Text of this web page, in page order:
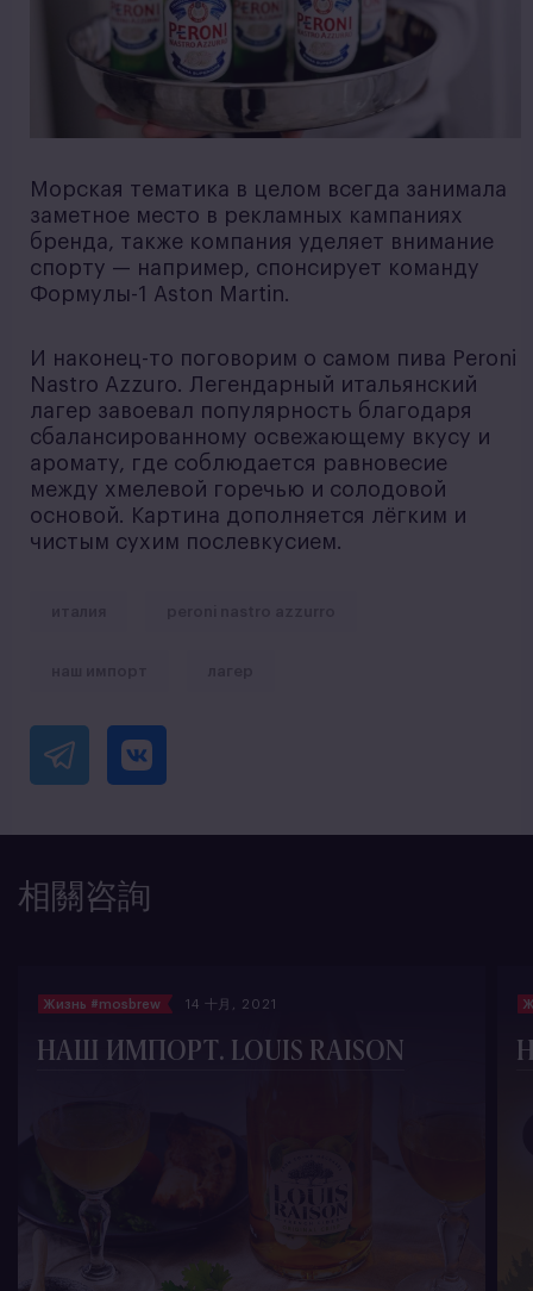
Морская тематика в целом всегда занимала
заметное место в рекламных кампаниях
бренда, также компания уделяет внимание
спорту — например, спонсирует команду
Формулы-1 Aston Martin.
И наконец-то поговорим о самом пива Peroni
Nastro Azzuro. Легендарный итальянский
лагер завоевал популярность благодаря
сбалансированному освежающему вкусу и
аромату, где соблюдается равновесие
между хмелевой горечью и солодовой
основой. Картина дополняется лёгким и
чистым сухим послевкусием.
相關咨詢
Жизнь #mosbrew 14 十月, 2021
НАШ ИМПОРТ. LOUIS RAISON